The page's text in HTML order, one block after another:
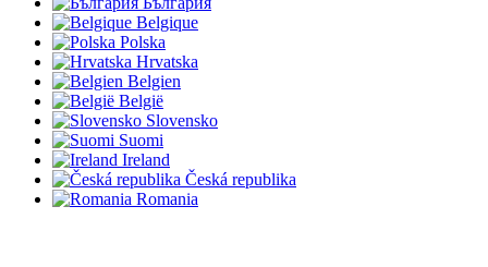
Belgique
Polska
Hrvatska
Belgien
België
Slovensko
Suomi
Ireland
Česká republika
Romania